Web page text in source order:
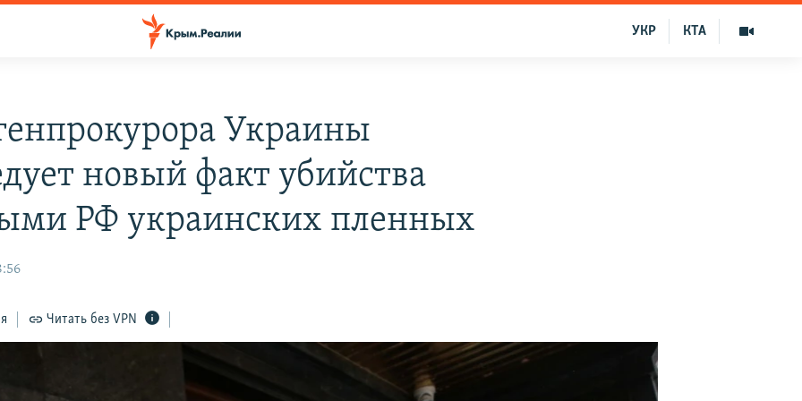
КТА
УКР
Украины
новый факт убийства
РФ украинских пленных
Читать без VPN